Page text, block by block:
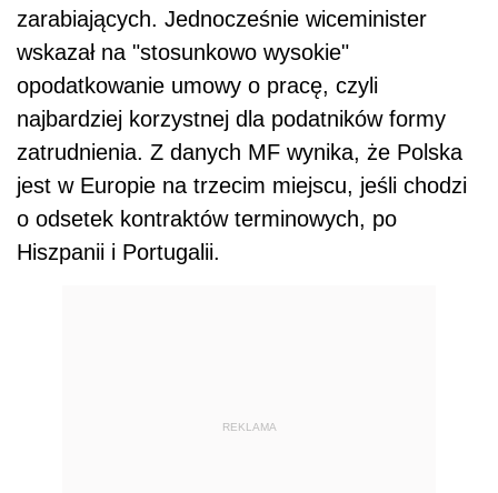
zarabiających. Jednocześnie wiceminister
wskazał na "stosunkowo wysokie"
opodatkowanie umowy o pracę, czyli
najbardziej korzystnej dla podatników formy
zatrudnienia. Z danych MF wynika, że Polska
jest w Europie na trzecim miejscu, jeśli chodzi
o odsetek kontraktów terminowych, po
Hiszpanii i Portugalii.
REKLAMA